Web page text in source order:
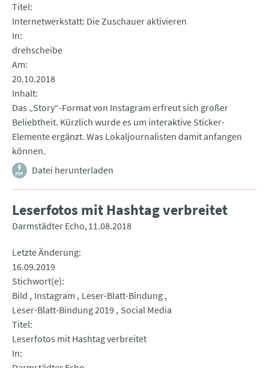
Titel
Internetwerkstatt: Die Zuschauer aktivieren
In
drehscheibe
Am
20.10.2018
Inhalt
Das „Story“-Format von Instagram erfreut sich großer
Beliebtheit. Kürzlich wurde es um interaktive Sticker-
Elemente ergänzt. Was Lokaljournalisten damit anfangen
können.
Datei herunterladen
Leserfotos mit Hashtag verbreitet
Darmstädter Echo 11.08.2018
Letzte Änderung
16.09.2019
Stichwort(e)
Bild
Instagram
Leser-Blatt-Bindung
Leser-Blatt-Bindung 2019 Social Media
Titel
Leserfotos mit Hashtag verbreitet
In